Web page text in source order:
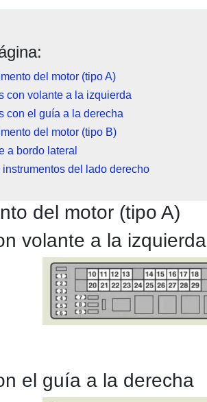
del motor (tipo A)
con volante a la izquierda
con el guía a la derecha
del motor (tipo B)
a bordo lateral
instrumentos del lado derecho
del motor (tipo A)
volante a la izquierda
el guía a la derecha